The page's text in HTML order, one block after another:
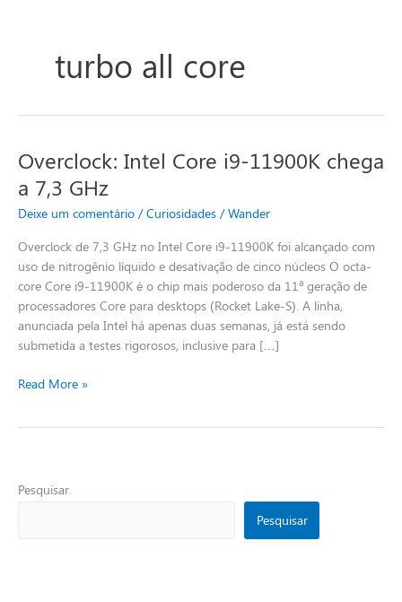
turbo all core
Overclock: Intel Core i9-11900K chega
a 7,3 GHz
Deixe um comentário /Curiosidades /Wander
Overclock de 7,3 GHz no Intel Core i9-11900K foi alcançado com
uso de nitrogênio líquido e desativação de cinco núcleos O octa-
core Core i9-11900K é o chip mais poderoso da 11ª geração de
processadores Core para desktops (Rocket Lake-S). A linha,
anunciada pela Intel há apenas duas semanas, já está sendo
submetida a testes rigorosos, inclusive para […]
Overclock:
Core
i9-
chega
a
7,3
GHz
Read More »
Pesquisar
Pesquisar